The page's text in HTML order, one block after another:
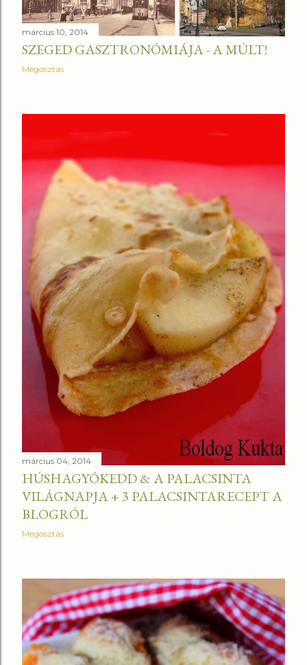
március 10, 2014
SZEGED GASZTRONÓMIÁJA - A MÚLT!
Megosztás
március 04, 2014
HÚSHAGYÓKEDD & A PALACSINTA
VILÁGNAPJA + 3 PALACSINTARECEPT A
BLOGRÓL
Megosztás